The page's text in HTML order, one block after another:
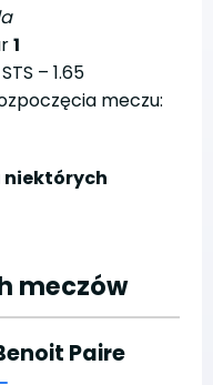
1
– 1.65
meczu:
niektórych
meczów
Paire